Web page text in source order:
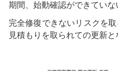
期間、始動確認ができていな
完全修復できないリスクを
見積もりを取られての更新と